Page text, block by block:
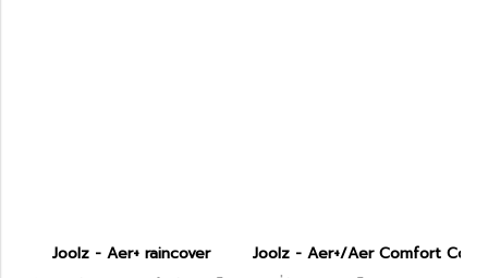
Joolz - Aer+ raincover
Joolz - Aer+/Aer Comfort Cover